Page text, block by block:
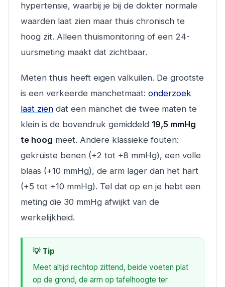
hypertensie, waarbij je bij de dokter normale
waarden laat zien maar thuis chronisch te
hoog zit. Alleen thuismonitoring of een 24-
uursmeting maakt dat zichtbaar.
Meten thuis heeft eigen valkuilen. De grootste
is een verkeerde manchetmaat: onderzoek
laat zien dat een manchet die twee maten te
klein is de bovendruk gemiddeld 19,5 mmHg
te hoog meet. Andere klassieke fouten:
gekruiste benen (+2 tot +8 mmHg), een volle
blaas (+10 mmHg), de arm lager dan het hart
(+5 tot +10 mmHg). Tel dat op en je hebt een
meting die 30 mmHg afwijkt van de
werkelijkheid.
💡 Tip
Meet altijd rechtop zittend, beide voeten plat
op de grond, de arm op tafelhoogte ter